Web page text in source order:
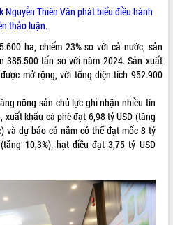
Nguyễn Thiên Văn phát biểu điều hành
thảo luận.
ha, chiếm 23% so với cả nước, sản
385.500 tấn so với năm 2024. Sản xuất
mở rộng, với tổng diện tích 952.900
nông sản chủ lực ghi nhận nhiều tín
khẩu cà phê đạt 6,98 tỷ USD (tăng
và dự báo cả năm có thể đạt mốc 8 tỷ
10,3%); hạt điều đạt 3,75 tỷ USD